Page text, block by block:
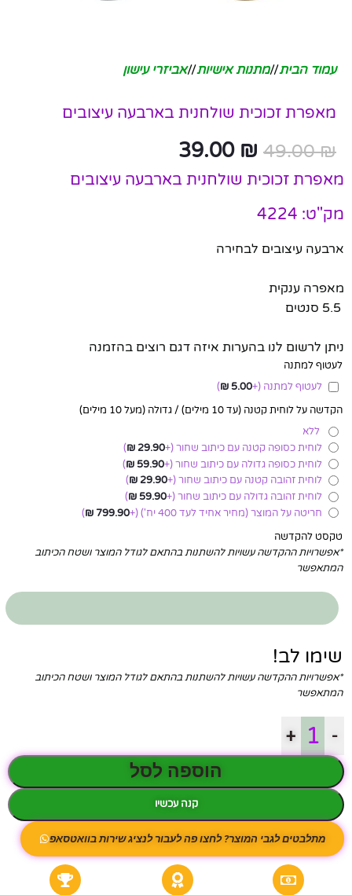
עמוד הבית/ מתנות אישיות/ אביזרי עישון
מאפרת זכוכית שולחנית בארבעה עיצובים
49.00₪
39.00 ₪
מאפרת זכוכית שולחנית בארבעה עיצובים
מק"ט: 4224
ארבעה עיצובים לבחירה
מאפרה ענקית
ניתן לרשום לנו בהערות איזה דגם רוצים בהזמנה
לעטוף למתנה
לעטוף למתנה (+
5.00
₪
)
הקדשה על לוחית קטנה (עד 10 מילים) / גדולה (מעל 10 מילים)
ללא
לוחית כסופה קטנה עם כיתוב שחור(+
29.90
₪
)
לוחית כסופה גדולה עם כיתוב שחור(+
59.90
₪
)
לוחית זהובה קטנה עם כיתוב שחור(+
29.90
₪
)
לוחית זהובה גדולה עם כיתוב שחור(+
59.90
₪
)
חריטה על המוצר (מחיר אחיד לעד 400 יח')
(+
799.90
₪
)
טקסט להקדשה
*אפשרויות ההקדשה עשויות להשתנות בהתאם לגודל המוצר ושטח הכיתוב
המתאפשר
שימו לב!
*אפשרויות ההקדשה עשויות להשתנות בהתאם לגודל המוצר ושטח הכיתוב
המתאפשר
-
+
הוספה לסל
קנה עכשיו
מתלבטים לגבי המוצר? לחצו פה לעבור לנציג שירות בוואטסאפ